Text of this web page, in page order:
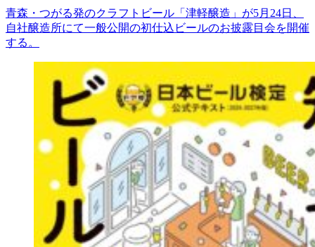
青森・つがる発のクラフトビール「津軽醸造」が5月24日、
自社醸造所にて一般公開の初仕込ビールのお披露目会を開催
する。